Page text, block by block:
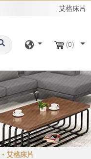
艾格床片
(0)
艾格床片